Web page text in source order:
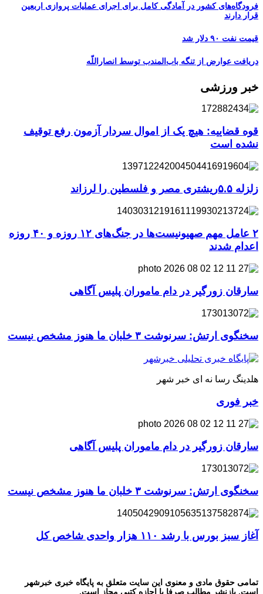
فرودگاه‌های کشور در آمادگی کامل برای اجرای عملیات پروازی اربعین
قرار دارند
قیمت نفت ۹۰ دلار شد
دریافت عوارض از تنگه باب‌المندب توسط انصاراللّه
خبر ورزشی
قوه قضاییه: هیچ یک از اموال سردار آزمون رفع توقیف
نشده است
زلزله ۵.۵ریشتری مصر و فلسطین را لرزاند
۲ عامل مهم صهیونیست‌ها در جنگ‌های ۱۲ روزه و ۴۰ روزه
اعدام شدند
سارقان زورگیر در دام ماموران پلیس آگاهی
سخنگوی ارتش: سرنوشت ۳ خلبان ما هنوز مشخص نیست
هلدینگ رسا نه ای خبر شهر
خبر فوری
سارقان زورگیر در دام ماموران پلیس آگاهی
سخنگوی ارتش: سرنوشت ۳ خلبان ما هنوز مشخص نیست
آغاز سبز بورس با رشد ۱۱۰ هزار واحدی شاخص کل
تمامی حقوق مادی و معنوی این سایت متعلق به پایگاه خبری خبرشهر
است. بازنشر مطالب صرفا با اجازه کتبی مجاز است.